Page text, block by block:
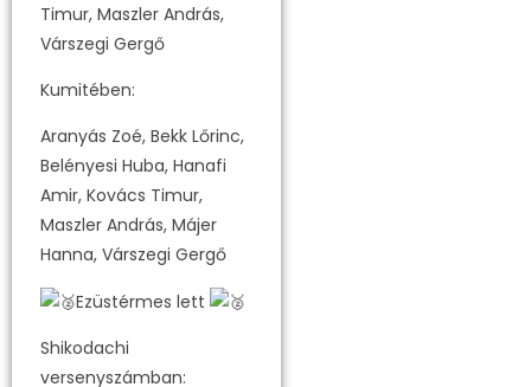
Timur, Maszler András,
Várszegi Gergő
Kumitében:
Aranyás Zoé, Bekk Lőrinc,
Belényesi Huba, Hanafi
Amir, Kovács Timur,
Maszler András, Májer
Hanna, Várszegi Gergő
Ezüstérmes lett
Shikodachi
versenyszámban: